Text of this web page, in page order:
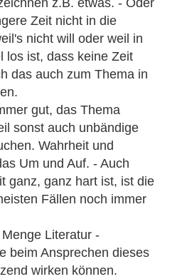
z.B. etwas. - Oder
Zeit nicht in die
nicht will oder weil in
los ist, dass keine Zeit
das auch zum Thema in
gut, das Thema
sonst auch unbändige
Wahrheit und
Um und Auf. - Auch
ganz, ganz hart ist, ist die
Fällen noch immer
Literatur -
beim Ansprechen dieses
wirken können.